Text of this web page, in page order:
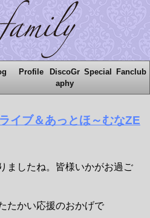
Profile
DiscoGr
aphy
Special Fanclub
イブ＆あっとほ～むなZE
ましたね。皆様いかがお過ご
たかい応援のおかげで